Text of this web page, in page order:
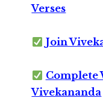
Verses
Join
Complete
Vivekananda